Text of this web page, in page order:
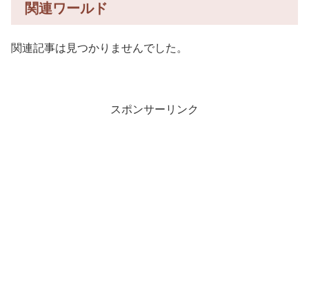
関連ワールド
関連記事は見つかりませんでした。
スポンサーリンク